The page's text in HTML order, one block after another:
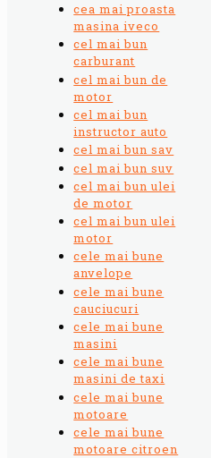
cea mai proasta
masina iveco
cel mai bun
carburant
cel mai bun de
motor
cel mai bun
instructor auto
cel mai bun sav
cel mai bun suv
cel mai bun ulei
de motor
cel mai bun ulei
motor
cele mai bune
anvelope
cele mai bune
cauciucuri
cele mai bune
masini
cele mai bune
masini de taxi
cele mai bune
motoare
cele mai bune
motoare citroen